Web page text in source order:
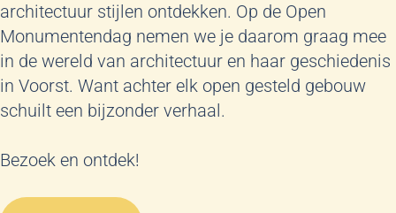
architectuur stijlen ontdekken. Op de Open
Monumentendag nemen we je daarom graag mee
in de wereld van architectuur en haar geschiedenis
in Voorst. Want achter elk open gesteld gebouw
schuilt een bijzonder verhaal.
Bezoek en ontdek!